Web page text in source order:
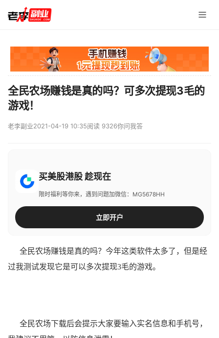
全民农场赚钱是真的吗？可多次提现3毛的
游戏！
老李副业2021-04-19 10:35阅读 9326你问我答
买美股港股 趁现在
限时福利等你来，遇到问题加微信：MG5678HH
立即开户
全民农场赚钱是真的吗？今年这类软件太多了，但是经
过我测试发现它是可以多次提现3毛的游戏。
全民农场下载后会提示大家要输入实名信息和手机号，